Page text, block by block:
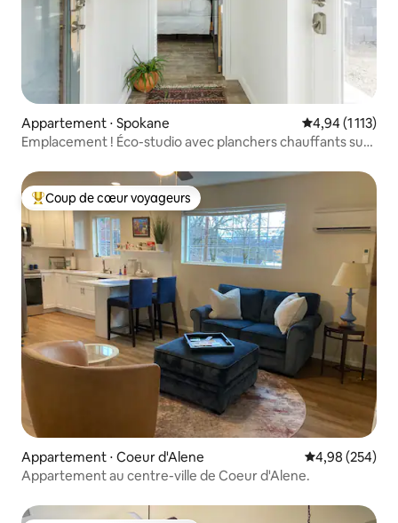
Appartement ⋅ Spokane Évaluation
4,94 (1 113)
Emplacement ! Éco-studio avec planchers chauffants sur
Coups de cœur voyageurs les plus appréciés
Coup de cœur voyageurs
Appartement ⋅ Coeur d'Alene Évaluation
4,98 (254)
Appartement au centre-ville de Coeur d'Alene.